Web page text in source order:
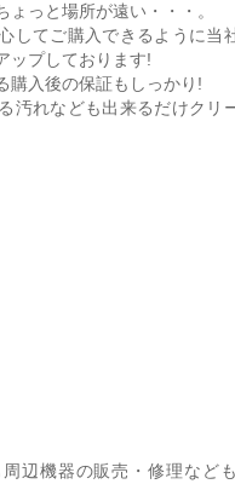
ょっと場所が遠い・・・。
してご購入できるように当
ップしております!
購入後の保証もしっかり!
汚れなども出来るだけクリ
辺機器の販売・修理など